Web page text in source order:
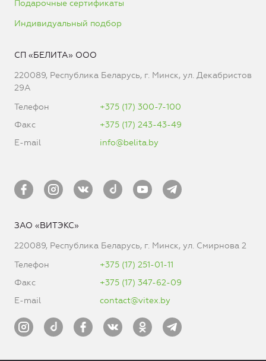
Подарочные сертификаты
Индивидуальный подбор
СП «БЕЛИТА» ООО
220089, Республика Беларусь, г. Минск, ул. Декабристов
29А
Телефон
+375 (17) 300-7-100
Факс
+375 (17) 243-43-49
E-mail
info@belita.by
ЗАО «ВИТЭКС»
220089, Республика Беларусь, г. Минск, ул. Смирнова 2
Телефон
+375 (17) 251-01-11
Факс
+375 (17) 347-62-09
E-mail
contact@vitex.by